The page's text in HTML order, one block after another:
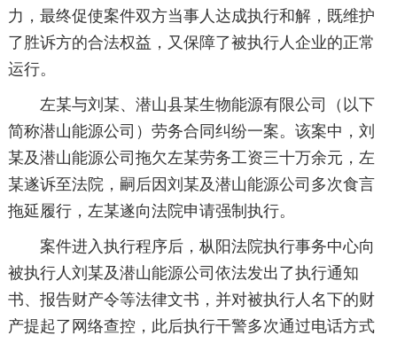
力，最终促使案件双方当事人达成执行和解，既维护
了胜诉方的合法权益，又保障了被执行人企业的正常
运行。
左某与刘某、潜山县某生物能源有限公司（以下
简称潜山能源公司）劳务合同纠纷一案。该案中，刘
某及潜山能源公司拖欠左某劳务工资三十万余元，左
某遂诉至法院，嗣后因刘某及潜山能源公司多次食言
拖延履行，左某遂向法院申请强制执行。
案件进入执行程序后，枞阳法院执行事务中心向
被执行人刘某及潜山能源公司依法发出了执行通知
书、报告财产令等法律文书，并对被执行人名下的财
产提起了网络查控，此后执行干警多次通过电话方式